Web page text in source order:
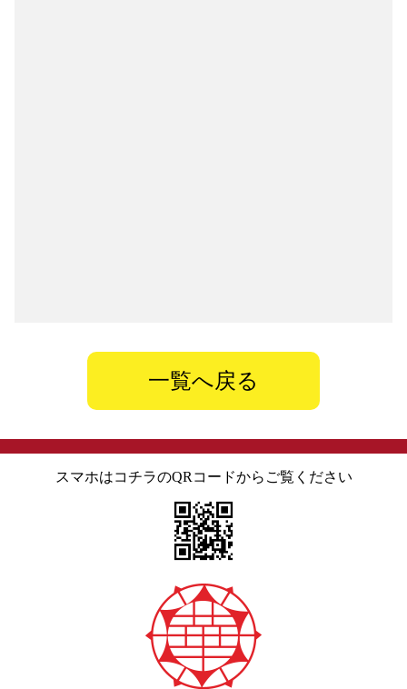
一覧へ戻る
スマホはコチラのQRコードからご覧ください